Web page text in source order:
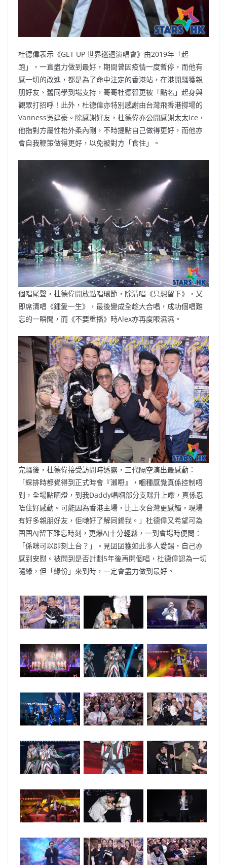
杜德偉表示《GET UP 世界巡迴演唱會》由2019年「起
跑」，一直盡力做到最好，期間曾因疫情一度暫停，而他有
感一切的改進，都是為了命中注定的香港站，在港開騷獲親
朋好友、舊同學到場支持，哥哥杜德智更被「點名」起身與
觀眾打招呼！此外，杜德偉亦特別感謝由台灣飛香港撐場的
Vanness吳建豪。除感謝好友，杜德偉亦公開感謝太太Ice，
他指對方屬性枱外柔內剛，不時提點自己做得更好，而他亦
會自我鞭策做得更好，以免被對方「食住」。
個唱尾聲，杜德偉開放點唱環節，除清唱《只想留下》，又
即席清唱《鍾愛一生》，最後變成全趁大合唱，成功個唱難
忘的一瞬間，而《不要重播》時Alex亦再度眼濕濕。
完騷後，杜德偉接受訪問時透露，三代隔空演出最感動：
「綵排時都覺得到正式時會『瀨嘢』，嗰種感覺真係控制唔
到，全場點晒燈，到我Daddy唱嗰部分支咪升上嚟，真係忍
唔住好感動。可能因為香港主場，比上次台灣更感觸，現場
有好多親朋好友，佢哋好了解同錫我。」杜德偉又希望可為
囝囝AJ留下難忘時刻，更爆AJ十分輕鬆，一到會場時便問：
「係咪可以即刻上台？」。見囝囝獲如此多人愛錫，自己亦
感到安慰。被問到是否計劃5年後再開個唱，杜德偉認為一切
隨緣，但「緣份」來到時，一定會盡力做到最好。